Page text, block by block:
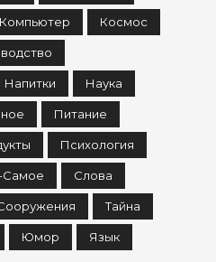
Компьютер Космос
Напитки Наука
Питание
Психология
Слова
Тайна
Юмор Язык